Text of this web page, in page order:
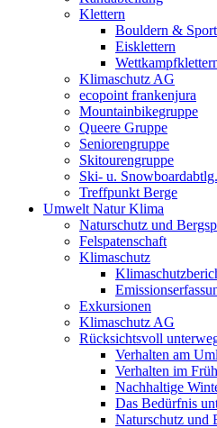
Klettern
Bouldern &
Eisklettern
Klimaschutz AG
ecopoint frankenjura
Mountainbikegruppe
Queere Gruppe
Seniorengruppe
Skitourengruppe
Ski- u.
Treffpunkt Berge
Umwelt Natur Klima
Naturschutz und
Felspatenschaft
Klimaschutz
Exkursionen
Klimaschutz AG
Rücksichtsvoll
Verhalten am
Verhalten im
Nachhaltige
Das Bedürfnis
Naturschutz und